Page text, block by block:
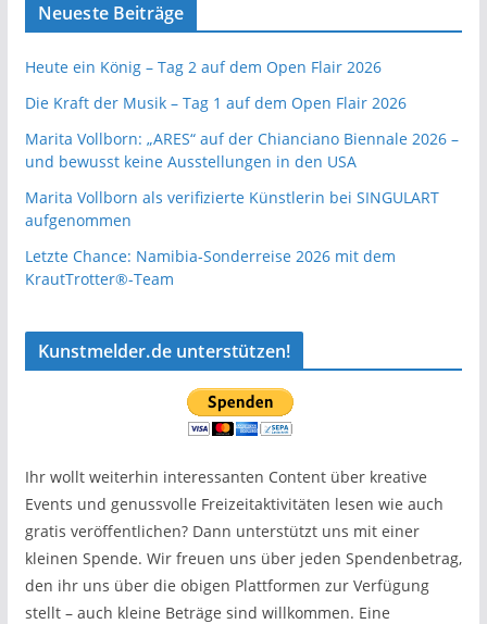
Neueste Beiträge
Heute ein König – Tag 2 auf dem Open Flair 2026
Die Kraft der Musik – Tag 1 auf dem Open Flair 2026
Marita Vollborn: „ARES“ auf der Chianciano Biennale 2026 –
und bewusst keine Ausstellungen in den USA
Marita Vollborn als verifizierte Künstlerin bei SINGULART
aufgenommen
Letzte Chance: Namibia-Sonderreise 2026 mit dem
KrautTrotter®-Team
Kunstmelder.de unterstützen!
Ihr wollt weiterhin interessanten Content über kreative
Events und genussvolle Freizeitaktivitäten lesen wie auch
gratis veröffentlichen? Dann unterstützt uns mit einer
kleinen Spende. Wir freuen uns über jeden Spendenbetrag,
den ihr uns über die obigen Plattformen zur Verfügung
stellt – auch kleine Beträge sind willkommen. Eine